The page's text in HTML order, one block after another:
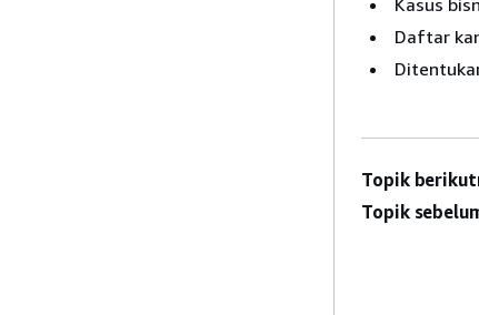
Daftar
Topik
Topik